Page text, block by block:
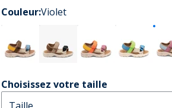
Couleur:Violet
Choisissez votre taille